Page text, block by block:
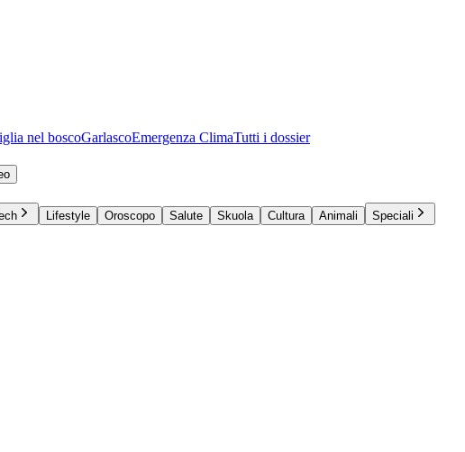
nel boscoGarlascoEmergenza ClimaTutti i dossier
Lifestyle Oroscopo Salute Skuola Cultura Animali
Speciali